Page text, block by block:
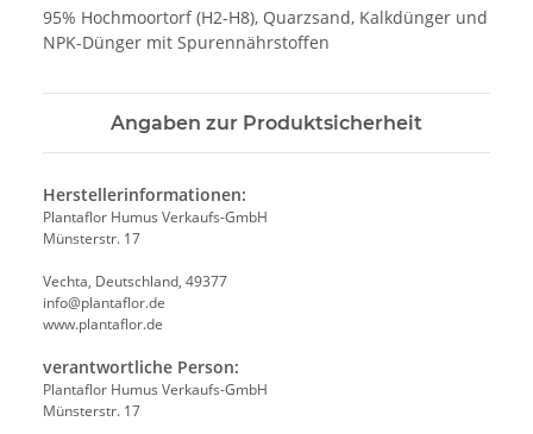
95% Hochmoortorf (H2-H8), Quarzsand, Kalkdünger und
NPK-Dünger mit Spurennährstoffen
Angaben zur Produktsicherheit
Herstellerinformationen:
Plantaflor Humus Verkaufs-GmbH
Münsterstr. 17
Vechta, Deutschland, 49377
info@plantaflor.de
www.plantaflor.de
verantwortliche Person:
Plantaflor Humus Verkaufs-GmbH
Münsterstr. 17